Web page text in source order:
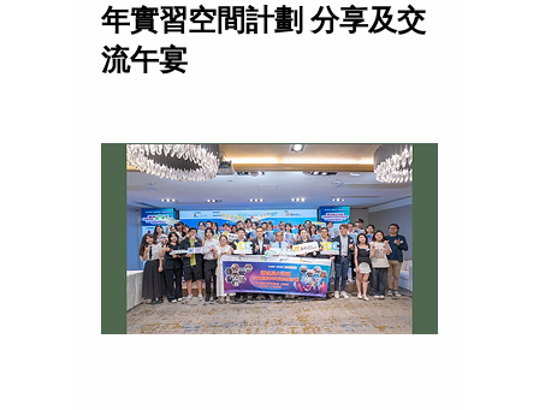
年實習空間計劃 分享及交
流午宴